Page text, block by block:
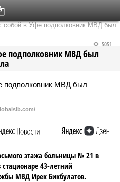
собой в Уфе подполковник МВД был
подполковник МВД был
5051
этажа больницы № 21 в
43-летний
МВД Ирек Бикбулатов.